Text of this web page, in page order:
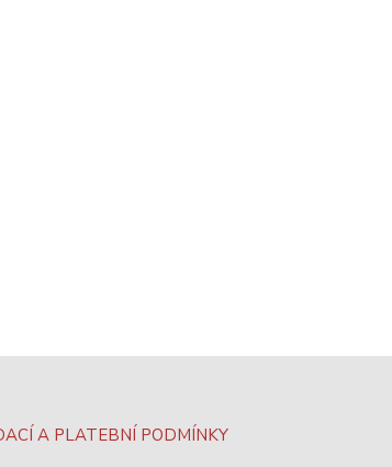
A PLATEBNÍ PODMÍNKY